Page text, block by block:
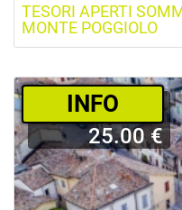
TESORI APERTI
MONTE POGGIOLO
­INFO
25.00 €